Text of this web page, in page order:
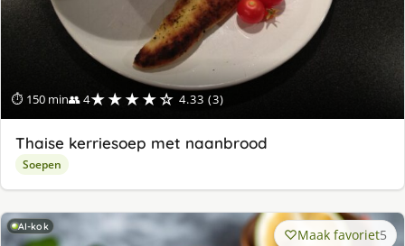
⏱ 150 min👥 4★★★★☆ 4.33 (3)
Thaise kerriesoep met naanbrood
Soepen
AI-kok Maak favoriet5